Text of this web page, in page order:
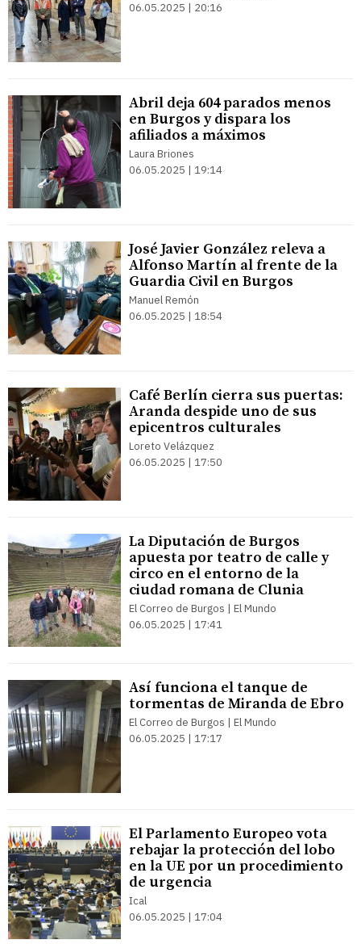
06.05.2025 | 20:16
Abril deja 604 parados menos
en Burgos y dispara los
afiliados a máximos
Laura Briones
06.05.2025 | 19:14
José Javier González releva a
Alfonso Martín al frente de la
Guardia Civil en Burgos
Manuel Remón
06.05.2025 | 18:54
Café Berlín cierra sus puertas:
Aranda despide uno de sus
epicentros culturales
Loreto Velázquez
06.05.2025 | 17:50
La Diputación de Burgos
apuesta por teatro de calle y
circo en el entorno de la
ciudad romana de Clunia
El Correo de Burgos | El Mundo
06.05.2025 | 17:41
Así funciona el tanque de
tormentas de Miranda de Ebro
El Correo de Burgos | El Mundo
06.05.2025 | 17:17
El Parlamento Europeo vota
rebajar la protección del lobo
en la UE por un procedimiento
de urgencia
Ical
06.05.2025 | 17:04